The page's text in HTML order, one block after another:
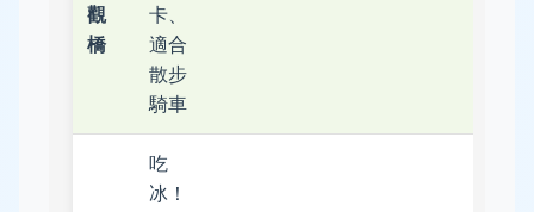
觀
橋
卡、
適合
散步
騎車
吃
冰！